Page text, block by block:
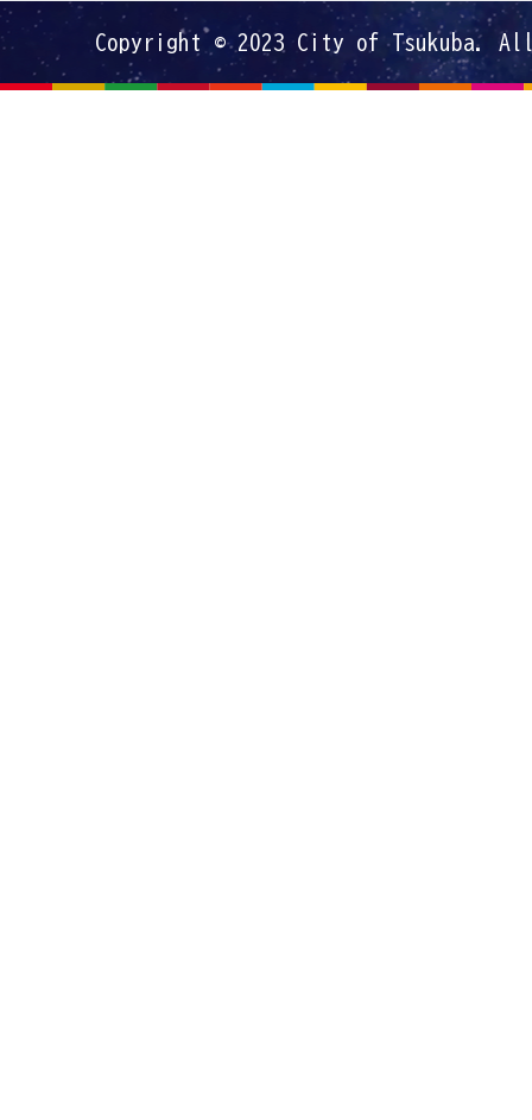
Copyright © 2023 City of Tsukuba.